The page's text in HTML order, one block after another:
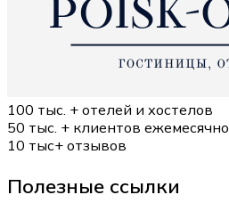
100 тыс. + отелей и хостелов
50 тыс. + клиентов ежемесячно
10 тыс+ отзывов
Полезные ссылки